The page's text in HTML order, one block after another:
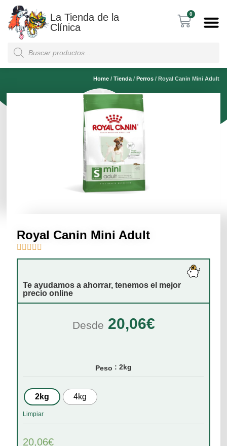
La Tienda de la
Clínica
0
Home / Tienda / Perros / Royal Canin Mini Adult
Royal Canin Mini Adult
    
Te ayudamos a ahorrar, tenemos el mejor
precio online
Desde 20,06€
Peso : 2kg
2kg 4kg
Limpiar
20,06€